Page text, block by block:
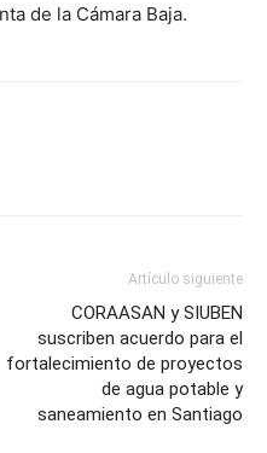
de la Cámara Baja.
Artículo siguiente
CORAASAN y SIUBEN
suscriben acuerdo para el
fortalecimiento de proyectos
de agua potable y
saneamiento en Santiago